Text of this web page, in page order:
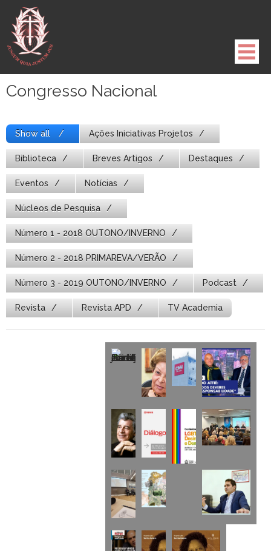
para
conteúdo
Congresso Nacional
Show all Ações Iniciativas Projetos
Biblioteca Breves Artigos Destaques
Eventos Notícias
Núcleos de Pesquisa
Número 1 - 2018 OUTONO/INVERNO
Número 2 - 2018 PRIMAREVA/VERÃO
Número 3 - 2019 OUTONO/INVERNO Podcast
Revista Revista APD TV Academia